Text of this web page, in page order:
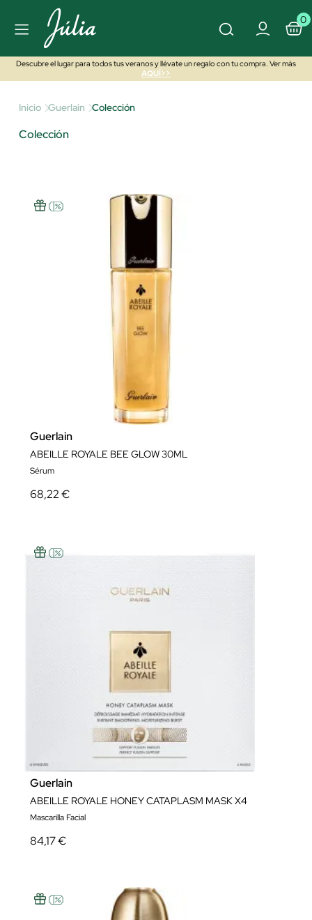
0
Descubre el lugar para todos tus veranos y llévate un regalo con tu compra. Ver más
AQUÍ>>
Inicio Guerlain Colección
Colección
Guerlain
ABEILLE ROYALE BEE GLOW 30ML
Sérum
68,22 €
Guerlain
ABEILLE ROYALE HONEY CATAPLASM MASK X4
Mascarilla Facial
84,17 €